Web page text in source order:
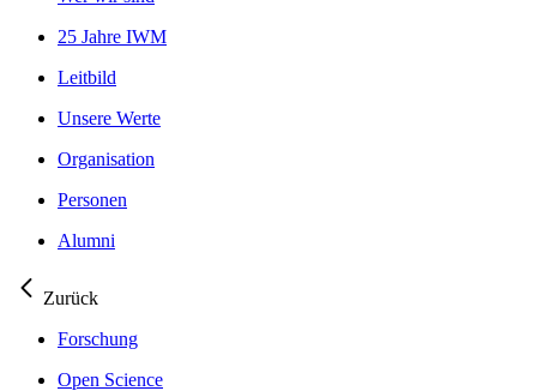
25 Jahre IWM
Leitbild
Unsere Werte
Organisation
Personen
Alumni
Zurück
Forschung
Open Science